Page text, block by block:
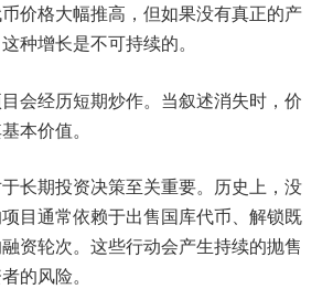
价格大幅推高，但如果没有真正的产
种增长是不可持续的。
会经历短期炒作。当叙述消失时，价
本价值。
长期投资决策至关重要。历史上，没
目通常依赖于出售国库代币、解锁既
资轮次。这些行动会产生持续的抛售
的风险。